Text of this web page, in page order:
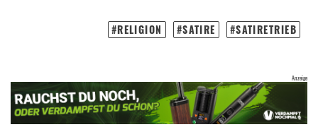
RELIGION SATIRE SATIRETRIEB